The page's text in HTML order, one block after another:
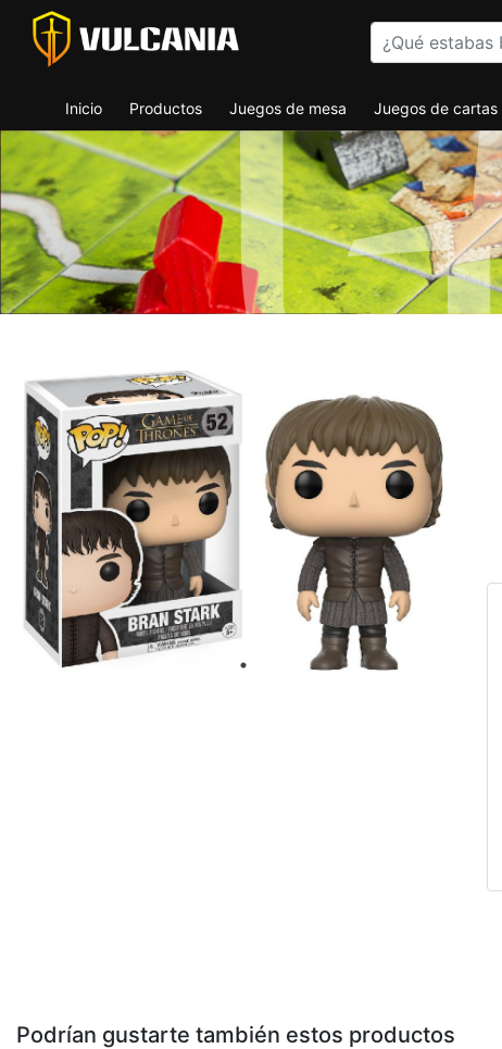
Inicio Productos Juegos de mesa Juegos de cartas
Podrían gustarte también estos productos